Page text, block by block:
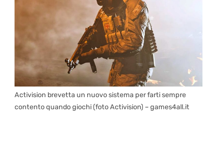
Activision brevetta un nuovo sistema per farti sempre
contento quando giochi (foto Activision) – games4all.it